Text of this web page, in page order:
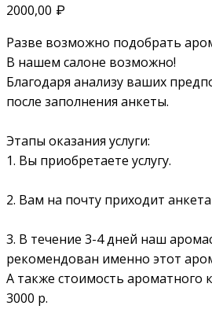
2000,00 ₽
Разве возможно подобрать
В нашем салоне возможно!
Благодаря анализу ваших
после заполнения анкеты.
Этапы оказания услуги:
1. Вы приобретаете услугу.
2. Вам на почту приходит
3. В течение 3-4 дней наш
рекомендован именно этот
А также стоимость ароматного
3000 р.